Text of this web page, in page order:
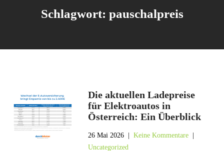
Schlagwort: pauschalpreis
Die aktuellen Ladepreise
für Elektroautos in
Österreich: Ein Überblick
26 Mai 2026 |Keine Kommentare
Uncategorized